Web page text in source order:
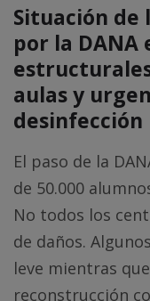
Situación de
por la DANA
aulas y
desinfección
El paso de la
de 50.000
No todos los
de daños.
leve mientras
reconstrucción